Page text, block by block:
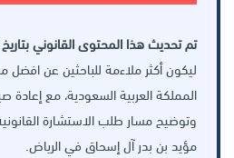
تم تحديث هذا المحتوى القانوني بتاريخ 9 حزيران/يونيو 2026
ليكون أكثر ملاءمة للباحثين عن
المملكة العربية السعودية، مع إعادة
وتوضيح مسار طلب الاستشارة
مؤيد بن بدر آل إسحاق في الرياض.